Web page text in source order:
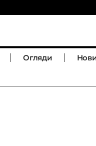
Огляди